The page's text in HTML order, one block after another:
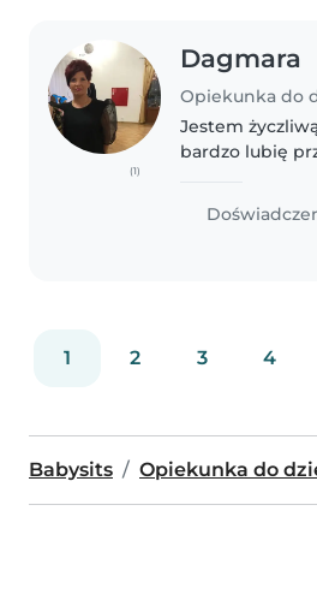
(1)
Dagmara
Jestem
bardzo lubię
angażuje się w
Jestem
fundacji dla
1 2 3 4
Babysits Opiekunka do